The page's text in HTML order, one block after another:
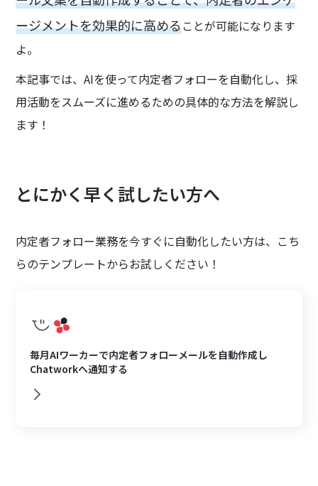
ージメントを効果的に高めることが可能になります
よ。
本記事では、AIを使って内定者フォローを自動化し、採
用活動をスムーズに進めるための具体的な方法を解説し
ます！
とにかく早く試したい方へ
内定者フォロー業務を今すぐに自動化したい方は、こち
らのテンプレートからお試しください！
毎月AIワーカーで内定者フォローメールを自動作成し
Chatworkへ通知する